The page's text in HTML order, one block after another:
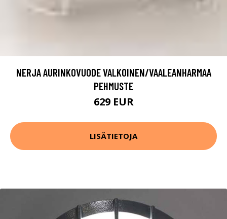
NERJA AURINKOVUODE VALKOINEN/VAALEANHARMAA
PEHMUSTE
629 EUR
LISÄTIETOJA